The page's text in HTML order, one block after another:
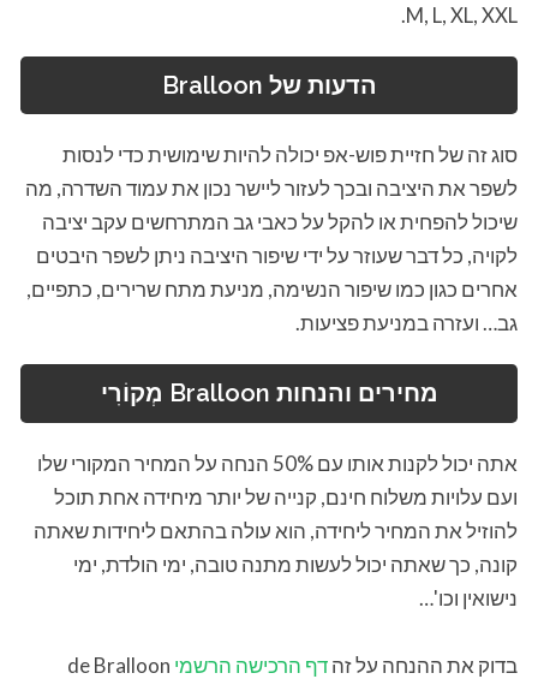
M, L, XL, XXL.
הדעות של Bralloon
סוג זה של חזיית פוש-אפ יכולה להיות שימושית כדי לנסות
לשפר את היציבה ובכך לעזור ליישר נכון את עמוד השדרה, מה
שיכול להפחית או להקל על כאבי גב המתרחשים עקב יציבה
לקויה, כל דבר שעוזר על ידי שיפור היציבה ניתן לשפר היבטים
אחרים כגון כמו שיפור הנשימה, מניעת מתח שרירים, כתפיים,
גב… ועזרה במניעת פציעות.
מחירים והנחות Bralloon מְקוֹרִי
אתה יכול לקנות אותו עם 50% הנחה על המחיר המקורי שלו
ועם עלויות משלוח חינם, קנייה של יותר מיחידה אחת תוכל
להוזיל את המחיר ליחידה, הוא עולה בהתאם ליחידות שאתה
קונה, כך שאתה יכול לעשות מתנה טובה, ימי הולדת, ימי
נישואין וכו'…
בדוק את ההנחה על זהדף הרכישה הרשמי de Bralloon